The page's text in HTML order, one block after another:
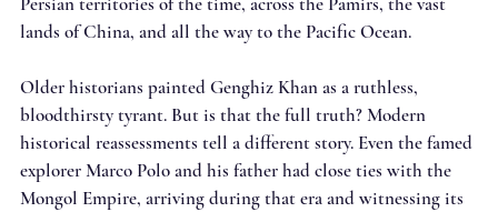
lands of China, and all the way to the Pacific Ocean.
Older historians painted Genghiz Khan as a ruthless,
bloodthirsty tyrant. But is that the full truth? Modern
historical reassessments tell a different story. Even the famed
explorer Marco Polo and his father had close ties with the
Mongol Empire, arriving during that era and witnessing its